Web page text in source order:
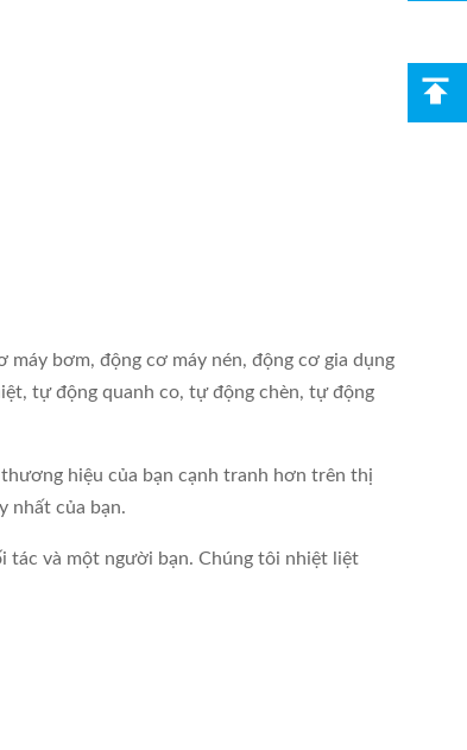
bơm, động cơ máy nén, động cơ gia dụng
tự động quanh co, tự động chèn, tự động
hiệu của bạn cạnh tranh hơn trên thị
nhất của bạn.
tác và một người bạn. Chúng tôi nhiệt liệt